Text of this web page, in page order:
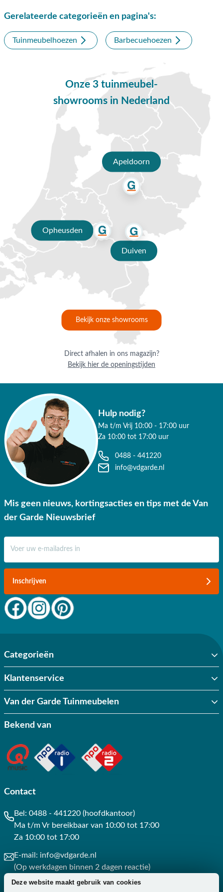
Deze website maakt gebruik van cookies
weinig ruimte inneemt als de hoes niet gebruikt wordt.
Heeft u vragen over de Platinum Aerocover barbecue hoes?
Bel, mail of bezoek onze showrooms in Opheusden, Duiven
Gerelateerde categorieën en pagina's:
Tuinmeubelhoezen Barbecuehoezen
Onze 3 tuinmeubel-
showrooms in Nederland
Apeldoorn
Opheusden
Duiven
Bekijk onze showrooms
Direct afhalen in ons magazijn?
Bekijk hier de openingstijden
Hulp nodig?
Ma t/m Vrij 10:00 - 17:00 uur
Za 10:00 tot 17:00 uur
0488 - 441220
info@vdgarde.nl
Mis geen nieuws, kortingsacties en tips met de Van
der Garde Nieuwsbrief
Inschrijven
Categorieën
Klantenservice
Van der Garde Tuinmeubelen
Bekend van
Contact
Bel: 0488 - 441220 (hoofdkantoor)
Ma t/m Vr bereikbaar van 10:00 tot 17:00
Za 10:00 tot 17:00
E-mail: info@vdgarde.nl
(Op werkdagen binnen 2 dagen reactie)
Whatsapp: 0488441220